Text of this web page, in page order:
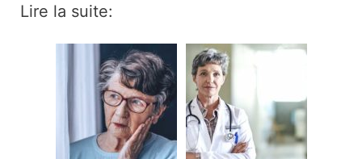
Lire la suite: